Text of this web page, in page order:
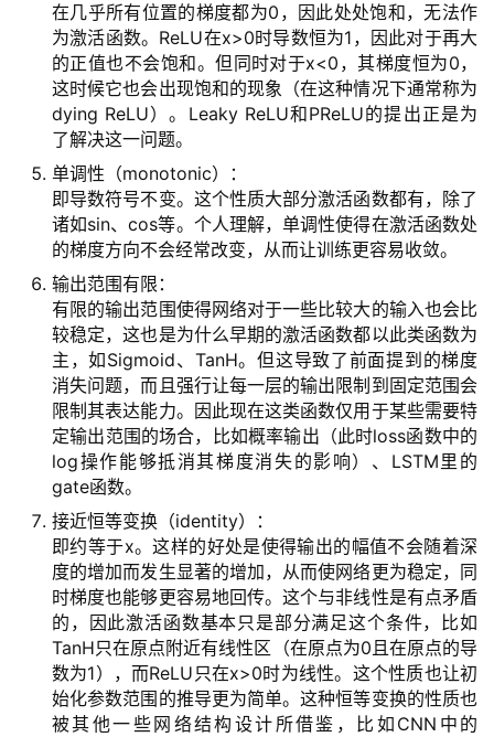
在几乎所有位置的梯度都为0，因此处处饱和，无法作
为激活函数。ReLU在x>0时导数恒为1，因此对于再大
的正值也不会饱和。但同时对于x<0，其梯度恒为0，
这时候它也会出现饱和的现象（在这种情况下通常称为
dying ReLU）。Leaky ReLU和PReLU的提出正是为
了解决这一问题。
单调性（monotonic）：
即导数符号不变。这个性质大部分激活函数都有，除了
诸如sin、cos等。个人理解，单调性使得在激活函数处
的梯度方向不会经常改变，从而让训练更容易收敛。
输出范围有限：
有限的输出范围使得网络对于一些比较大的输入也会比
较稳定，这也是为什么早期的激活函数都以此类函数为
主，如Sigmoid、TanH。但这导致了前面提到的梯度
消失问题，而且强行让每一层的输出限制到固定范围会
限制其表达能力。因此现在这类函数仅用于某些需要特
定输出范围的场合，比如概率输出（此时loss函数中的
log操作能够抵消其梯度消失的影响）、LSTM里的
gate函数。
接近恒等变换（identity）：
即约等于x。这样的好处是使得输出的幅值不会随着深
度的增加而发生显著的增加，从而使网络更为稳定，同
时梯度也能够更容易地回传。这个与非线性是有点矛盾
的，因此激活函数基本只是部分满足这个条件，比如
TanH只在原点附近有线性区（在原点为0且在原点的导
数为1），而ReLU只在x>0时为线性。这个性质也让初
始化参数范围的推导更为简单。这种恒等变换的性质也
被其他一些网络结构设计所借鉴，比如CNN中的